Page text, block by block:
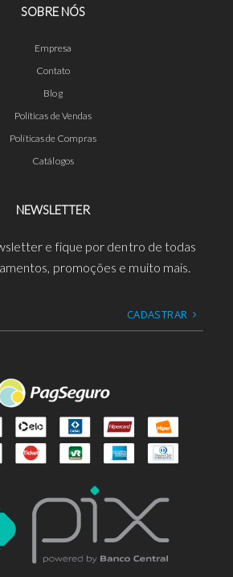
SOBRE NÓS
Empresa
Contato
Blog
Políticas de Vendas
Políticas de Compras
Catálogos
NEWSLETTER
e fique por dentro de todas
promoções e muito mais.
CADASTRAR